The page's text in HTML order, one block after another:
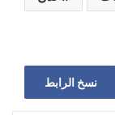
نسخ الرابط